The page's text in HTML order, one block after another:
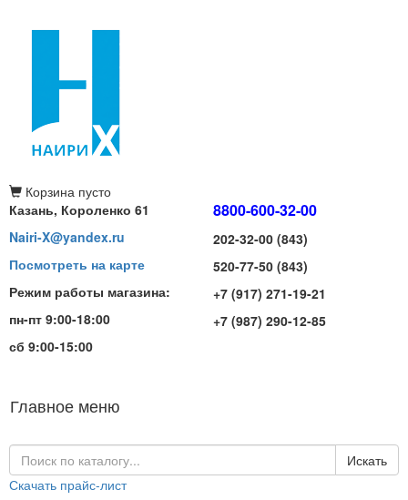
Корзина пусто
Казань, Короленко 61
Nairi-X@yandex.ru
Посмотреть на карте
Режим работы магазина:
пн-пт 9:00-18:00
сб 9:00-15:00
8800-600-32-00
202-32-00 (843)
520-77-50 (843)
+7 (917) 271-19-21
+7 (987) 290-12-85
Главное меню
Искать
Скачать прайс-лист